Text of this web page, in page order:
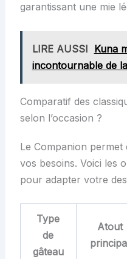
garantissant une mie
LIRE AUSSI Kuna
incontournable de
Comparatif des
selon l’occasion ?
Le Companion
vos besoins. Voici les
pour adapter votre
Type
de
gâteau
Atout